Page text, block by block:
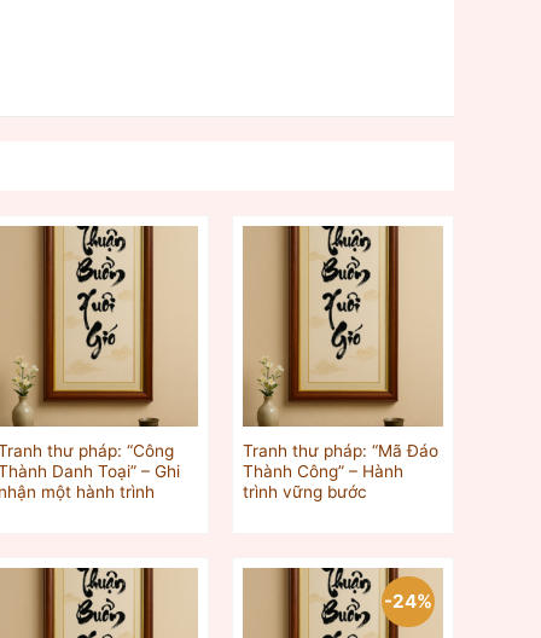
thư pháp: “Công
Danh Toại” – Ghi
nhận một hành trình
Tranh thư pháp: “Mã Đáo
Thành Công” – Hành
trình vững bước
-24%